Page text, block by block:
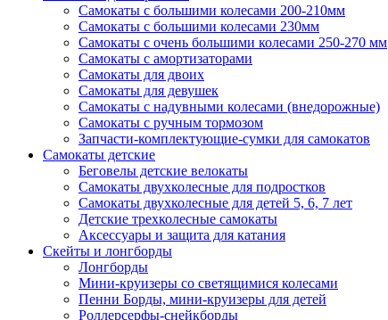
Самокаты с большими колесами 200-210мм
Самокаты с большими колесами 230мм
Самокаты с очень большими колесами 250-270 мм
Самокаты с амортизаторами
Самокаты для двоих
Самокаты для девушек
Самокаты с надувными колесами (внедорожные)
Самокаты с ручным тормозом
Запчасти-комплектующие-сумки для самокатов
Самокаты детские
Беговелы детские велокаты
Самокаты двухколесные для подростков
Самокаты двухколесные для детей 5, 6, 7 лет
Детские трехколесные самокаты
Аксессуары и защита для катания
Cкейты и лонгборды
Лонгборды
Мини-круизеры со светящимися колесами
Пенни Борды, мини-круизеры для детей
Роллерсерфы-снейкборды